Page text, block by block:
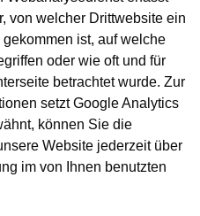
von welcher Drittwebsite ein
ist, auf welche
oder wie oft und für
betrachtet wurde. Zur
setzt Google Analytics
können Sie die
Website jederzeit über
im von Ihnen benutzten